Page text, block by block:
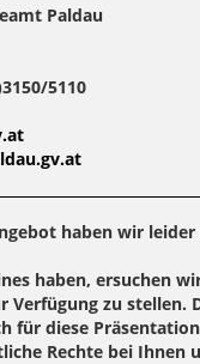
Paldau
5110
haben wir
haben, ersuchen
Verfügung zu stellen.
für diese
Rechte bei Ihnen